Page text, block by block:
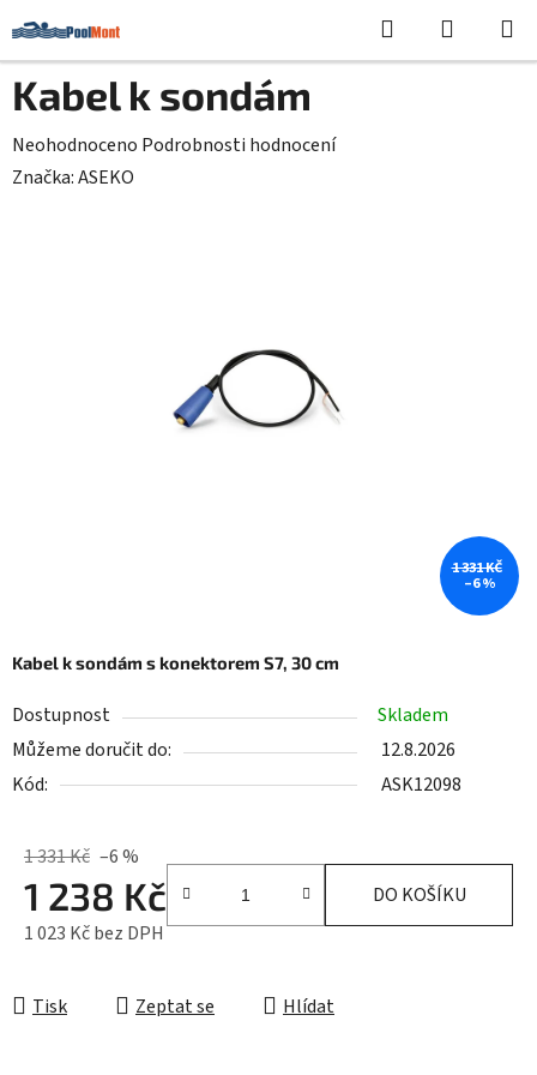
na
obsah
Hledat
KOŠÍK
Kabel k sondám s konektorem S7, 30 cm
Dostupnost
Skladem
Můžeme doručit do:
12.8.2026
Kód:
ASK12098
1 331 Kč –6 %
1 238 Kč
1 023 Kč bez DPH
DO KOŠÍKU
Tisk Zeptat se Hlídat
Kabel k sondám
Průměrné
hodnocení
Neohodnoceno Podrobnosti hodnocení
Značka:ASEKO
1 331 KČ
–6 %